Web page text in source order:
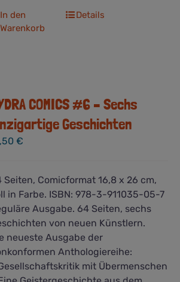
In den
Warenkorb
Details
COMICS #6 – Sechs
Geschichten
€
Seiten, Comicformat 16,8 x 26 cm,
in Farbe. ISBN: 978-3-911035-05-7
Ausgabe. 64 Seiten, sechs
von neuen Künstlern.
neueste Ausgabe der
Anthologiereihe:
mit Übermenschen